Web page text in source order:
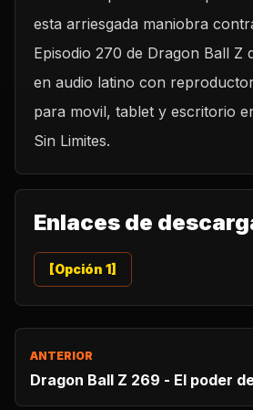
esta arriesgada maniobra
Episodio 270 de Dragon Ball Z
en audio latino con
para movil, tablet y escritorio
Sin Limites.
Enlaces de
[Opción 1]
ANTERIOR
Dragon Ball Z 269 - El poder